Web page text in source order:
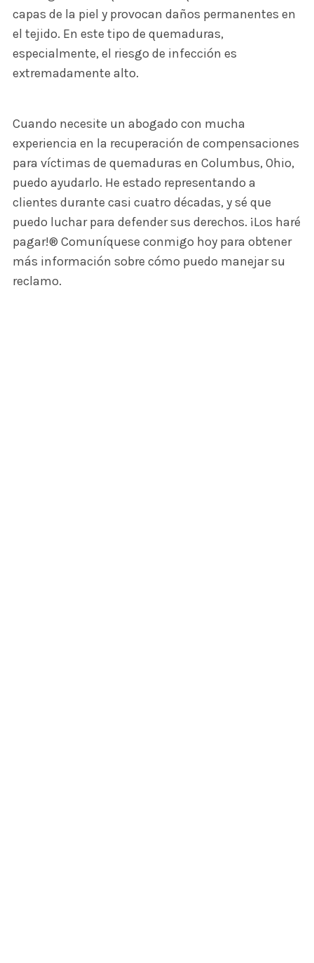
capas de la piel y provocan daños permanentes en
el tejido. En este tipo de quemaduras,
especialmente, el riesgo de infección es
extremadamente alto.
Cuando necesite un abogado con mucha
experiencia en la recuperación de compensaciones
para víctimas de quemaduras en Columbus, Ohio,
puedo ayudarlo. He estado representando a
clientes durante casi cuatro décadas, y sé que
puedo luchar para defender sus derechos. ¡Los haré
pagar!® Comuníquese conmigo hoy para obtener
más información sobre cómo puedo manejar su
reclamo.